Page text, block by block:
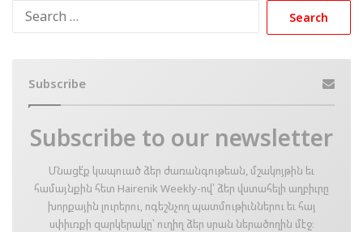
Subscribe
Subscribe to our newsletter
Մնացէ՛ք կապուած ձեր ժառանգութեան, մշակոյթին եւ
համայնքին հետ Hairenik Weekly-ով՝ ձեր վստահելի աղբիւրը
խորքային լուրերու, ոգեշնչող պատմութիւններու եւ հայ
սփիւռքի զարկերակը՝ ուղիղ ձեր սրան ներածողին մէջ։